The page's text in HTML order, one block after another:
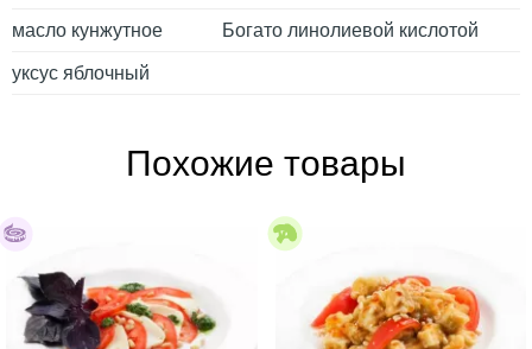
масло кунжутное Богато линолиевой кислотой
уксус яблочный
Похожие товары